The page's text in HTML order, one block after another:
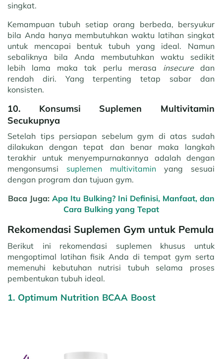
singkat.
Kemampuan tubuh setiap orang berbeda, bersyukur
bila Anda hanya membutuhkan waktu latihan singkat
untuk mencapai bentuk tubuh yang ideal. Namun
sebaliknya bila Anda membutuhkan waktu sedikit
lebih lama maka tak perlu merasa insecuredan
rendah diri. Yang terpenting tetap sabar dan
konsisten.
10. Konsumsi Suplemen Multivitamin
Secukupnya
Setelah tips persiapan sebelum gym di atas sudah
dilakukan dengan tepat dan benar maka langkah
terakhir untuk menyempurnakannya adalah dengan
mengonsumsi suplemen multivitamin yang sesuai
dengan program dan tujuan gym.
Baca Juga: Apa Itu Bulking? Ini Definisi, Manfaat, dan
Cara Bulking yang Tepat
Rekomendasi Suplemen Gym untuk Pemula
Berikut ini rekomendasi suplemen khusus untuk
mengoptimal latihan fisik Anda di tempat gym serta
memenuhi kebutuhan nutrisi tubuh selama proses
pembentukan tubuh ideal.
1. Optimum Nutrition BCAA Boost